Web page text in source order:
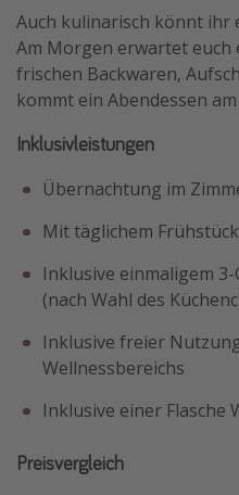
Auch kulinarisch könnt ihr
Am Morgen erwartet
frischen Backwaren,
kommt ein Abendessen
Inklusivleistungen
Übernachtung im
Mit täglichem
Inklusive einmaligem
(nach Wahl des
Inklusive freier
Wellnessbereichs
Inklusive einer Flasche
Preisvergleich